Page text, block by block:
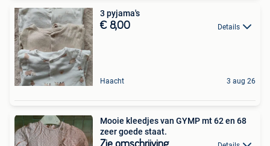
3 pyjama's
€ 8,00 Details
Haacht 3 aug 26
Mooie kleedjes van GYMP mt 62 en 68
zeer goede staat.